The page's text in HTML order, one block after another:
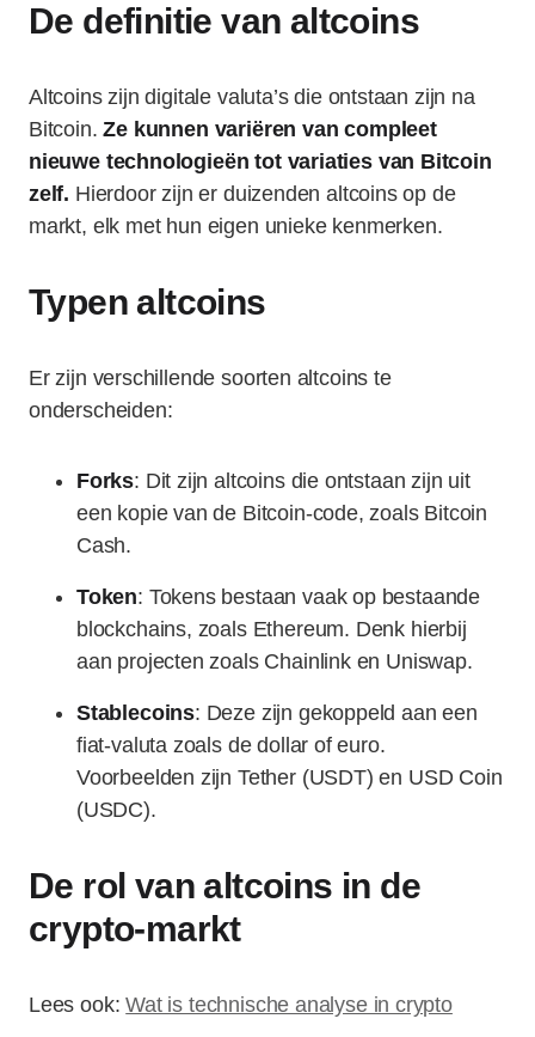
De definitie van altcoins
Altcoins zijn digitale valuta’s die ontstaan zijn na
Bitcoin.Ze kunnen variëren van compleet
nieuwe technologieën tot variaties van Bitcoin
zelf. Hierdoor zijn er duizenden altcoins op de
markt, elk met hun eigen unieke kenmerken.
Typen altcoins
Er zijn verschillende soorten altcoins te
onderscheiden:
Forks: Dit zijn altcoins die ontstaan zijn uit
een kopie van de Bitcoin-code, zoals Bitcoin
Cash.
Token: Tokens bestaan vaak op bestaande
blockchains, zoals Ethereum. Denk hierbij
aan projecten zoals Chainlink en Uniswap.
Stablecoins: Deze zijn gekoppeld aan een
fiat-valuta zoals de dollar of euro.
Voorbeelden zijn Tether (USDT) en USD Coin
(USDC).
De rol van altcoins in de
crypto-markt
Lees ook:Wat is technische analyse in crypto